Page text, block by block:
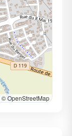
© OpenStreetMap